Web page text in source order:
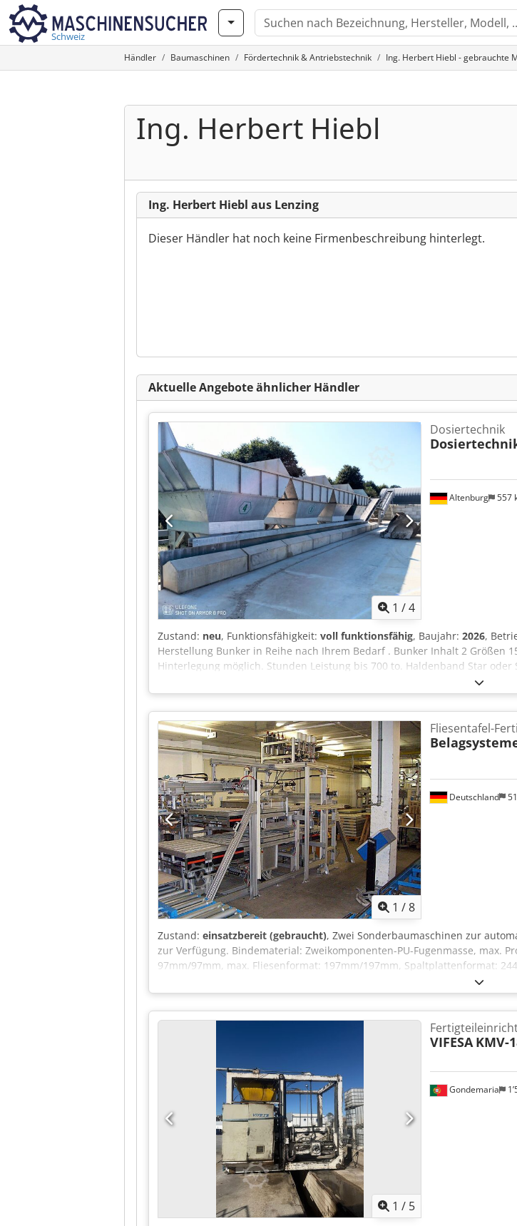
Schweiz
Händler Baumaschinen Fördertechnik & Antriebstechnik Ing. Herbert Hiebl - gebrauchte
Ing. Herbert Hiebl
Ing. Herbert Hiebl aus Lenzing
Dieser Händler hat noch keine Firmenbeschreibung hinterlegt.
Aktuelle Angebote ähnlicher Händler
1 /4
Altenburg 557
Dosiertechnik
Zustand: neu, Funktionsfähigkeit: voll funktionsfähig, Baujahr: 2026,
Herstellung Bunker in Reihe nach Ihrem Bedarf . Bunker Inhalt 2 Größen
Hinterlegung möglich. Stunden Leistung bis 700 to. Haldenband Star
1 /8
Deutschland
Fliesentafel-
Zustand: einsatzbereit (gebraucht), Zwei Sonderbaumaschinen zur
zur Verfügung. Bindematerial: Zweikomponenten-PU-Fugenmasse, max.
97mm/97mm, max. Fliesenformat: 197mm/197mm, Spaltplattenformat:
Produktionslinie bis zur Verpackung. Die PU-Leitungsrohre sind nach
diverser Ersatzteile. Dokumentation vorhanden. Eine Besichtigung vor Ort
1 / 5
Gondemaria
VIFESA KMV-